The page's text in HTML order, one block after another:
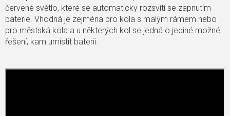
červené světlo, které se automaticky rozsvítí se zapnutím
baterie. Vhodná je zejména pro kola s malým rámem nebo
pro městská kola a u některých kol se jedná o jediné možné
řešení, kam umístit baterii.